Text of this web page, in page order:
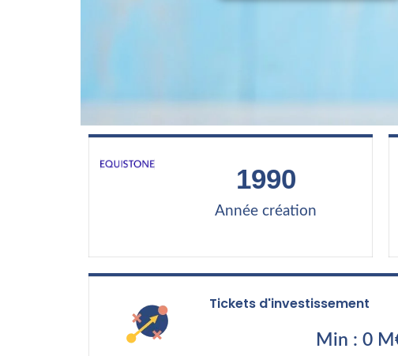
Année création
1990
Tickets d'investissement
Min : 0